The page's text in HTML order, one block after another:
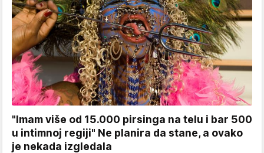
"Imam više od 15.000 pirsinga na telu i bar 500
u intimnoj regiji" Ne planira da stane, a ovako
je nekada izgledala